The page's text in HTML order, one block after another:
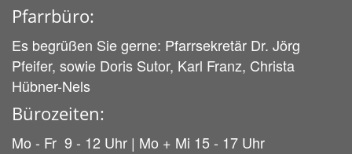
Pfarrbüro:
Es begrüßen Sie gerne: Pfarrsekretär Dr. Jörg
Pfeifer, sowie Doris Sutor, Karl Franz, Christa
Hübner-Nels
Bürozeiten:
Mo - Fr 9 - 12 Uhr | Mo + Mi 15 - 17 Uhr